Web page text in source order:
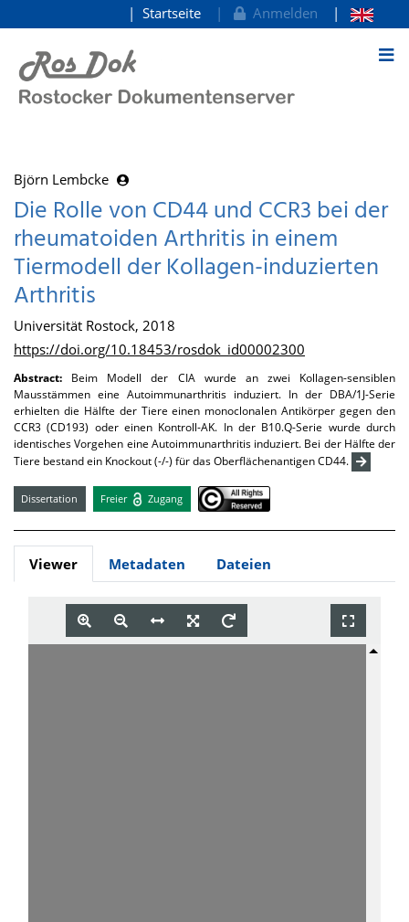
zum Inhalt
Startseite Anmelden
Björn Lembcke
Die Rolle von CD44 und CCR3 bei der
rheumatoiden Arthritis in einem
Tiermodell der Kollagen-induzierten
Arthritis
Universität Rostock, 2018
https://doi.org/10.18453/rosdok_id00002300
Abstract: Beim Modell der CIA wurde an zwei Kollagen-sensiblen
Mausstämmen eine Autoimmunarthritis induziert. In der DBA/1J-Serie
erhielten die Hälfte der Tiere einen monoclonalen Antikörper gegen den
CCR3 (CD193) oder einen Kontroll-AK. In der B10.Q-Serie wurde durch
identisches Vorgehen eine Autoimmunarthritis induziert. Bei der Hälfte der
Tiere bestand ein Knockout (-/-) für das Oberflächenantigen CD44.
Dissertation Freier Zugang
Viewer Metadaten Dateien